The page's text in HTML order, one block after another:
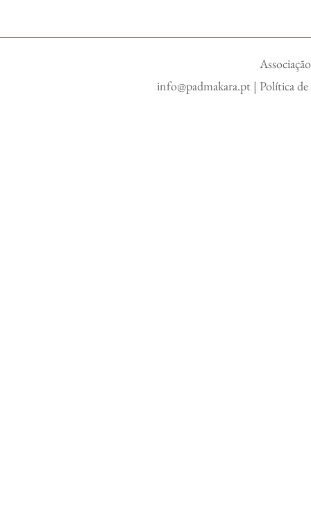
info@padmakara.pt | Política